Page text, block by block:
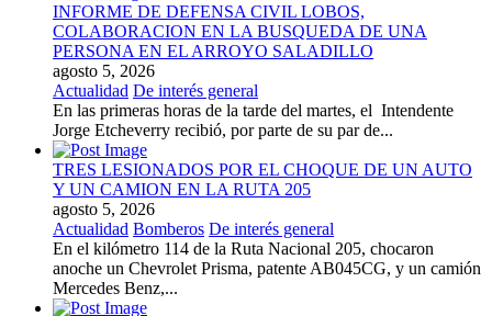
INFORME DE DEFENSA CIVIL LOBOS,
COLABORACION EN LA BUSQUEDA DE UNA
PERSONA EN EL ARROYO SALADILLO
agosto 5, 2026
Actualidad De interés general
En las primeras horas de la tarde del martes, el Intendente
Jorge Etcheverry recibió, por parte de su par de...
TRES LESIONADOS POR EL CHOQUE DE UN AUTO
Y UN CAMION EN LA RUTA 205
agosto 5, 2026
Actualidad Bomberos De interés general
En el kilómetro 114 de la Ruta Nacional 205, chocaron
anoche un Chevrolet Prisma, patente AB045CG, y un camión
Mercedes Benz,...